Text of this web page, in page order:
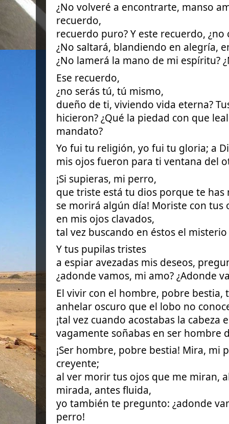
¿No volveré a encontrarte, manso
recuerdo,
recuerdo puro? Y este recuerdo, ¿no
¿No saltará, blandiendo en alegría,
¿No lamerá la mano de mi espíritu?
Ese recuerdo,
¿no serás tú, tú mismo,
dueño de ti, viviendo vida eterna?
hicieron? ¿Qué la piedad con que
mandato?
Yo fui tu religión, yo fui tu gloria; a
mis ojos fueron para ti ventana del
¡Si supieras, mi perro,
que triste está tu dios porque te has
se morirá algún día! Moriste con tus
en mis ojos clavados,
tal vez buscando en éstos el
Y tus pupilas tristes
a espiar avezadas mis deseos,
¿adonde vamos, mi amo? ¿Adonde
El vivir con el hombre, pobre bestia,
anhelar oscuro que el lobo no
¡tal vez cuando acostabas la cabeza
vagamente soñabas en ser hombre
¡Ser hombre, pobre bestia! Mira, mi
creyente;
al ver morir tus ojos que me miran,
mirada, antes fluida,
yo también te pregunto: ¿adonde
perro!